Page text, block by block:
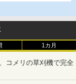
1カ月
コメリの草刈機で完全